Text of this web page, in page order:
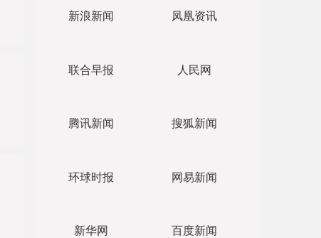
新浪新闻 凤凰资讯
联合早报 人民网
腾讯新闻 搜狐新闻
环球时报 网易新闻
新华网 百度新闻